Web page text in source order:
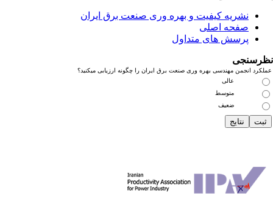
نشریه کیفیت و بهره وری صنعت برق ایران
صفحه اصلی
پرسش های متداول
انجمن مهندسی بهره وری صنعت برق ایران را چگونه ارزیابی میکنید؟
عالی
متوسط
ضعیف